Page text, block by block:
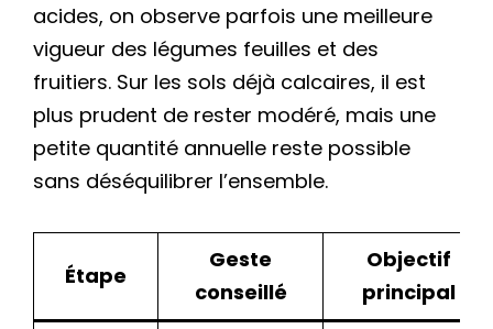
acides, on observe parfois une meilleure
vigueur des légumes feuilles et des
fruitiers. Sur les sols déjà calcaires, il est
plus prudent de rester modéré, mais une
petite quantité annuelle reste possible
sans déséquilibrer l’ensemble.
Étape
Geste
conseillé
Objectif
principal